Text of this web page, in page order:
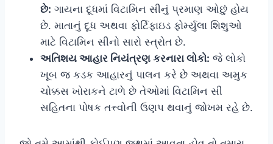
છે: ગાયના દૂધમાં વિટામિન સીનું પ્રમાણ ઓછું હોય
છે. માતાનું દૂધ અથવા ફોર્ટિફાઇડ ફોર્મ્યુલા શિશુઓ
માટે વિટામિન સીનો સારો સ્ત્રોત છે.
અતિશય આહાર નિયંત્રણ કરનારા લોકો: જે લોકો
ખૂબ જ કડક આહારનું પાલન કરે છે અથવા અમુક
ચોક્કસ ખોરાકને ટાળે છે તેઓમાં વિટામિન સી
સહિતના પોષક તત્ત્વોની ઉણપ થવાનું જોખમ રહે છે.